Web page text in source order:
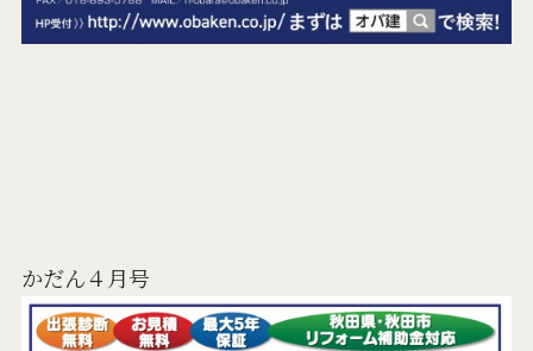
かだん４月号